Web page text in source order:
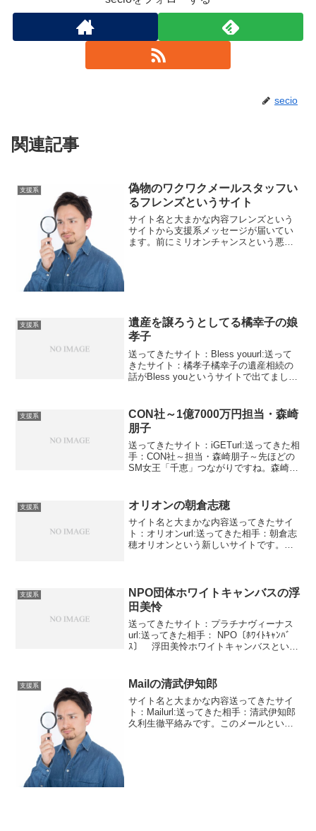
secio
関連記事
支援系
偽物のワクワクメールスタッフい
るフレンズというサイト
サイト名と大まかな内容フレンズという
サイトから支援系メッセージが届いてい
ます。前にミリオンチャンスという悪徳
支援系
遺産を譲ろうとしてる橘幸子の娘
孝子
送ってきたサイト：Bless youurl:送って
きたサイト：橘孝子橘幸子の遺産相続の
話がBless youというサイトで出てまし
は、生前から慈善活動が好きだったよう
です...
支援系
CON社～1億7000万円担当・森崎
朋子
送ってきたサイト：iGETurl:送ってきた相
手：CON社～担当・森崎朋子～先ほどの
SM女王「千恵」つながりですね。森崎さ
の森崎を通さないといけないまあ普通お
金を振り込...
支援系 オリオンの朝倉志穂
サイト名と大まかな内容送ってきたサイ
ト：オリオンurl:送ってきた相手：朝倉志
穂オリオンという新しいサイトです。朝
いていますが目立...
支援系
NPO団体ホワイトキャンバスの浮
田美怜
送ってきたサイト：プラチナヴィーナス
url:送ってきた相手： NPO〔ﾎﾜｲﾄｷｬﾝﾊﾞ
ｽ〕 浮田美怜ホワイトキャンバスという
用されると思っているのでしょう。麻薬
支援系 Mailの清武伊知郎
サイト名と大まかな内容送ってきたサイ
ト：Mailurl:送ってきた相手：清武伊知郎
久利生徹平絡みです。このメールという